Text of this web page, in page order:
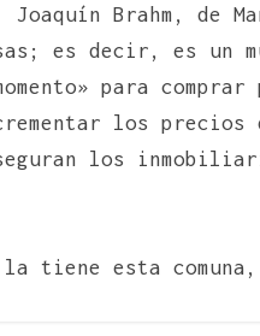
Joaquín Brahm, de
es decir, es un
para
los precios
los
tiene esta comuna,